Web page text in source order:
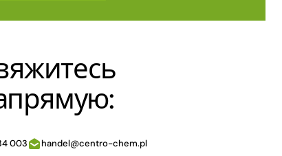
003 handel@centro-chem.pl